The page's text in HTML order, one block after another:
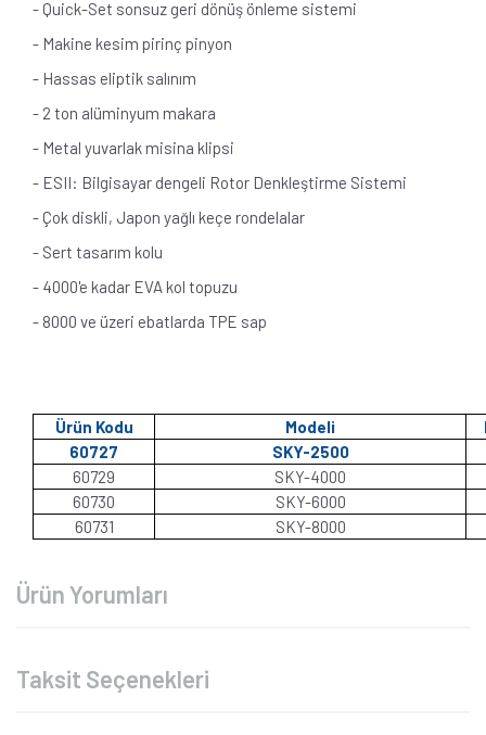
- Quick-Set sonsuz geri dönüş önleme sistemi
- Makine kesim pirinç pinyon
- Hassas eliptik salınım
- 2 ton alüminyum makara
- Metal yuvarlak misina klipsi
- ESII: Bilgisayar dengeli Rotor Denkleştirme Sistemi
- Çok diskli, Japon yağlı keçe rondelalar
- Sert tasarım kolu
- 4000'e kadar EVA kol topuzu
- 8000 ve üzeri ebatlarda TPE sap
Ürün Kodu Modeli
60727
SKY-2500
60729
SKY-4000
60730
SKY-6000
60731
SKY-8000
Ürün Yorumları
Taksit Seçenekleri